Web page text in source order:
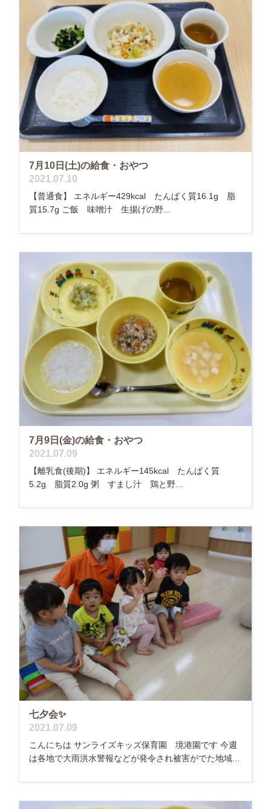
7月10日(土)の給食・おやつ
2021.07.10
【普通食】 エネルギー429kcal たんぱく質16.1g 脂
質15.7g ご飯 味噌汁 生揚げの野...
7月9日(金)の給食・おやつ
2021.07.09
【離乳食(後期)】 エネルギー145kcal たんぱく質
5.2g 脂質2.0g 粥 すまし汁 鶏と野...
七夕会✨
2021.07.09
こんにちは サンライズキッズ保育園 境港園です 今週
は各地で大雨洪水警報などが発令され被害がでた地域...